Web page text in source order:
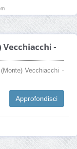
-
Vecchiacchi -
Approfondisci